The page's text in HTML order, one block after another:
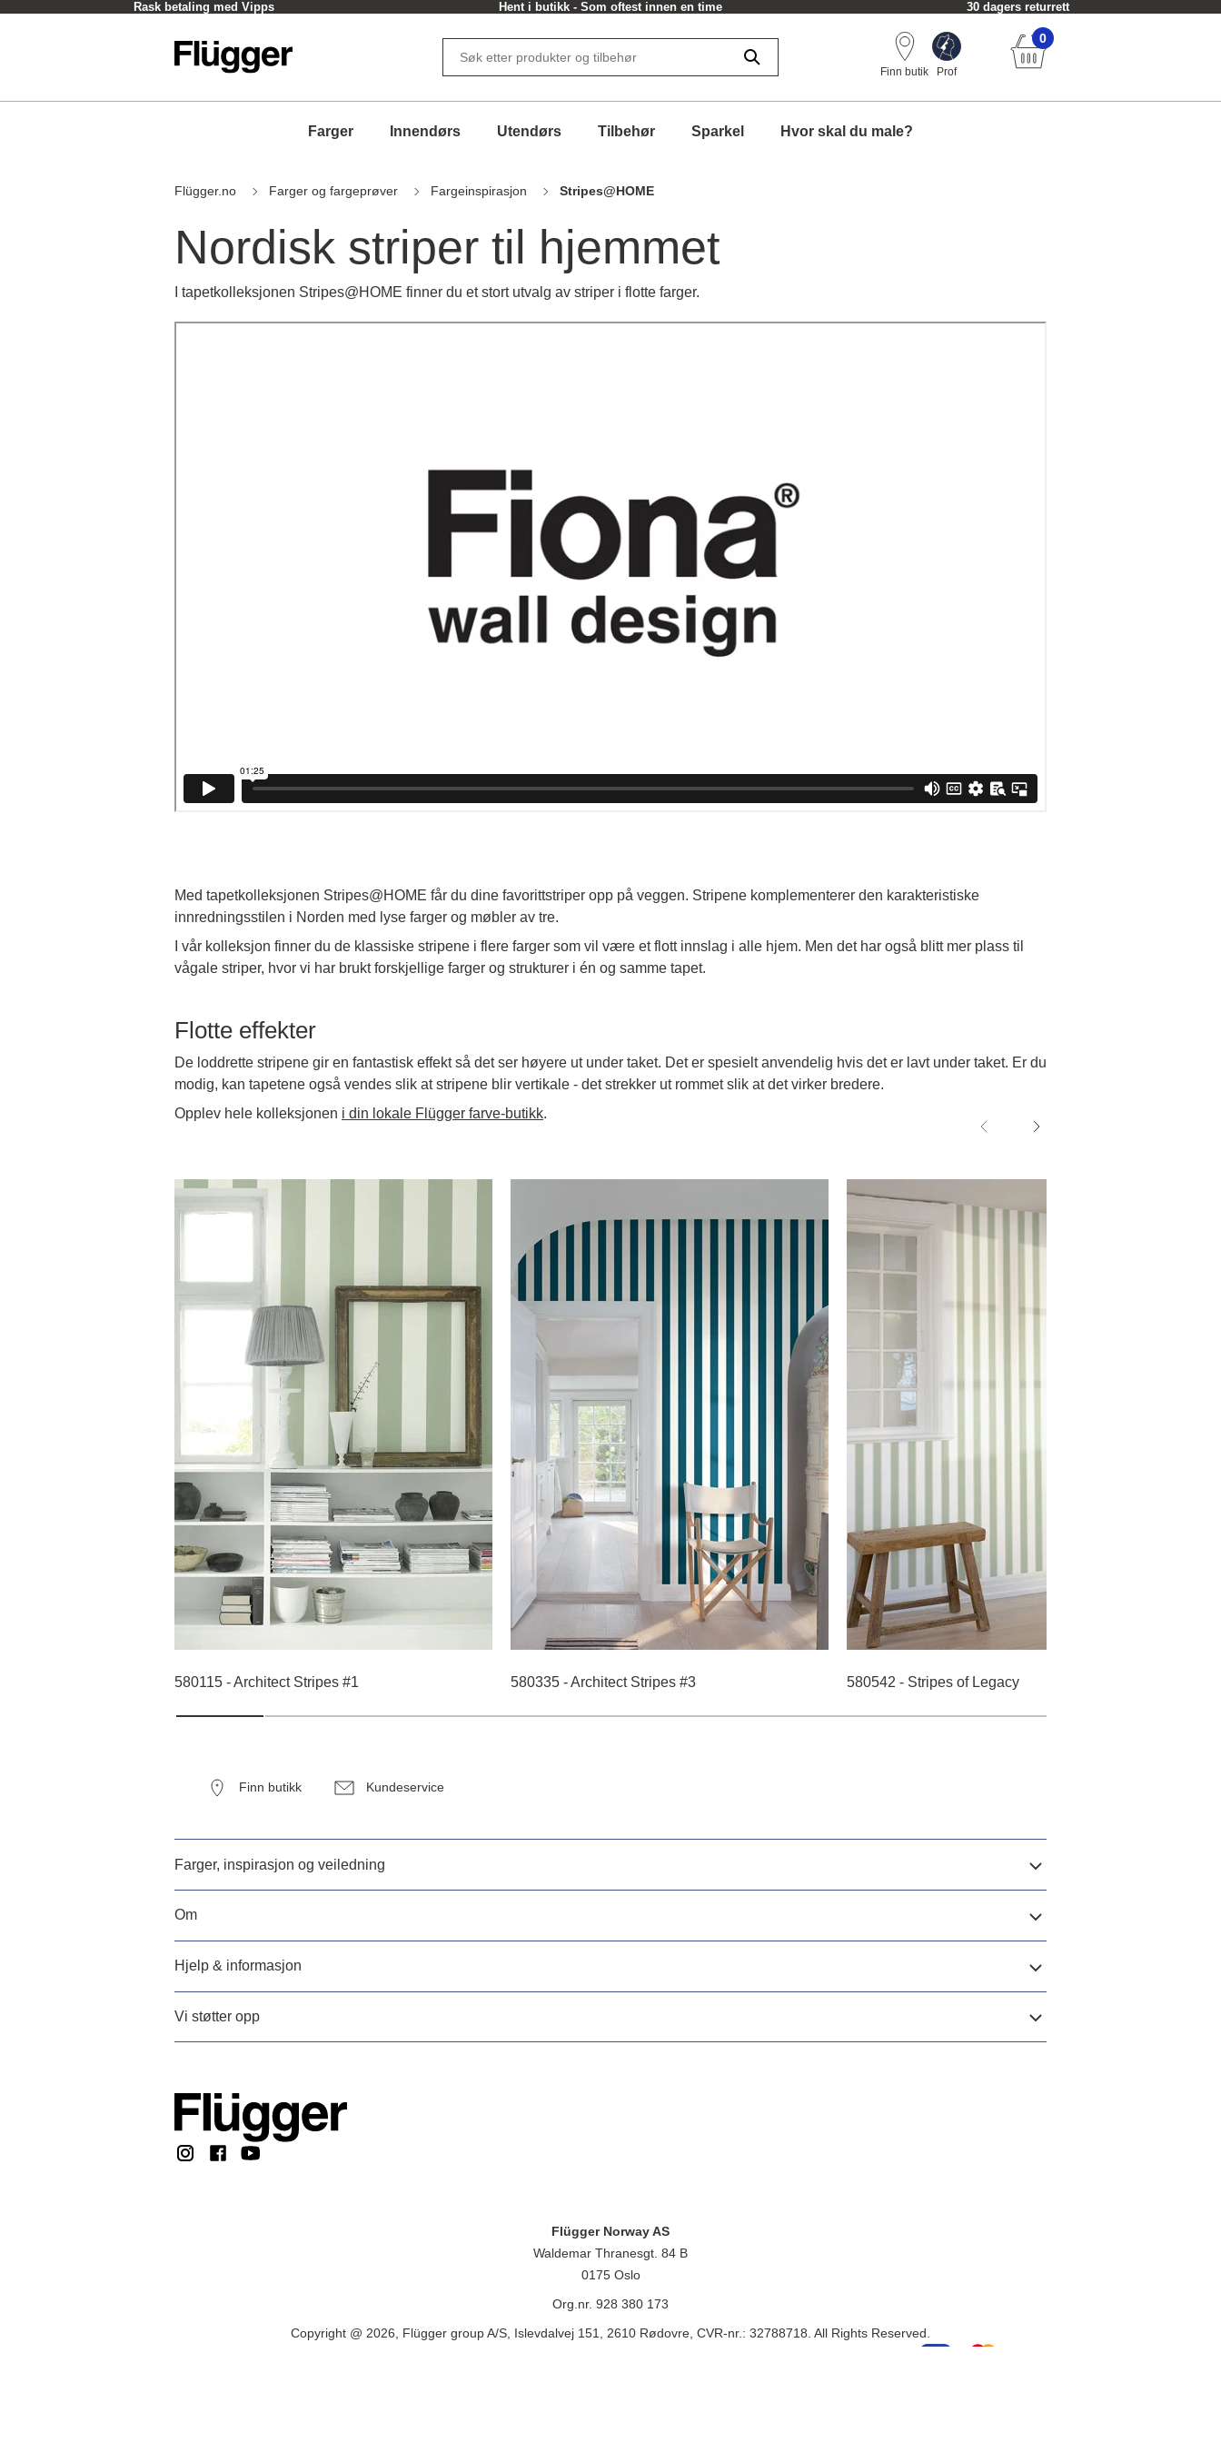
Rask betaling med Vipps Hent i butikk - Som oftest innen en time 30 dagers returrett
Finn butik Prof
0
Farger Innendørs Utendørs Tilbehør Sparkel Hvor skal du male?
Flügger.no Farger og fargeprøver Fargeinspirasjon Stripes@HOME
Nordisk striper til hjemmet
I tapetkolleksjonen Stripes@HOME finner du et stort utvalg av striper i flotte farger.
Med tapetkolleksjonen Stripes@HOME får du dine favorittstriper opp på veggen. Stripene komplementerer den karakteristiske
innredningsstilen i Norden med lyse farger og møbler av tre.
I vår kolleksjon finner du de klassiske stripene i flere farger som vil være et flott innslag i alle hjem. Men det har også blitt mer plass til
vågale striper, hvor vi har brukt forskjellige farger og strukturer i én og samme tapet.
Flotte effekter
De loddrette stripene gir en fantastisk effekt så det ser høyere ut under taket. Det er spesielt anvendelig hvis det er lavt under taket. Er du
modig, kan tapetene også vendes slik at stripene blir vertikale - det strekker ut rommet slik at det virker bredere.
Opplev hele kolleksjonen i din lokale Flügger farve-butikk.
580115 - Architect Stripes #1 580335 - Architect Stripes #3 580542 - Stripes of Legacy
Finn butikk Kundeservice
Farger, inspirasjon og veiledning
Om
Hjelp & informasjon
Vi støtter opp
Flügger Norway AS
Waldemar Thranesgt. 84 B
0175 Oslo
Org.nr. 928 380 173
Copyright @ 2026, Flügger group A/S, Islevdalvej 151, 2610 Rødovre, CVR-nr.: 32788718. All Rights Reserved.